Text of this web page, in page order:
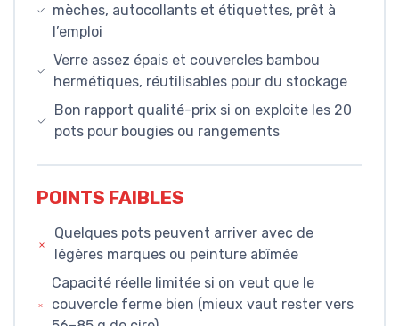
mèches, autocollants et étiquettes, prêt à
l’emploi
Verre assez épais et couvercles bambou
hermétiques, réutilisables pour du stockage
Bon rapport qualité-prix si on exploite les 20
pots pour bougies ou rangements
POINTS FAIBLES
Quelques pots peuvent arriver avec de
légères marques ou peinture abîmée
Capacité réelle limitée si on veut que le
couvercle ferme bien (mieux vaut rester vers